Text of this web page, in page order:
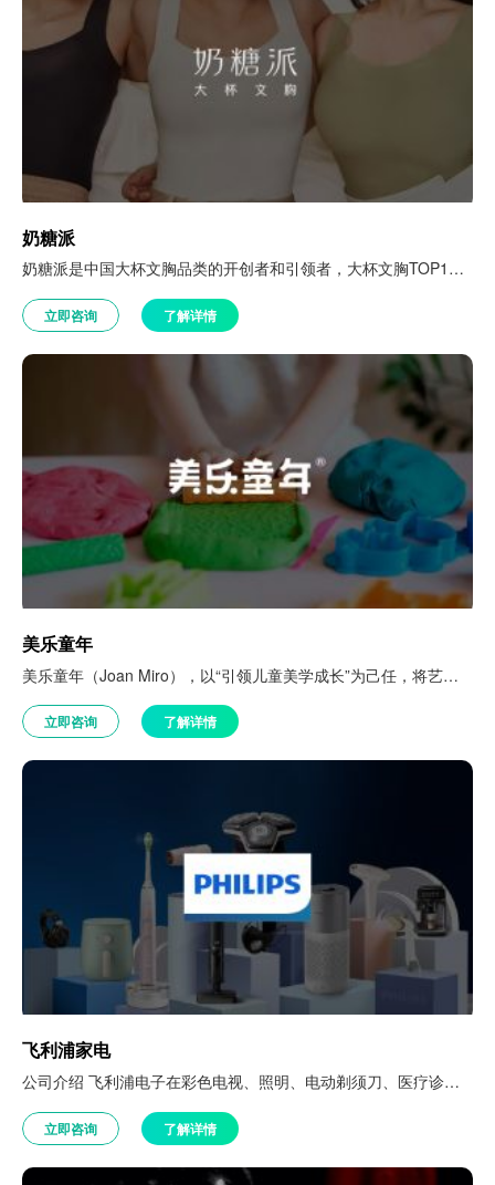
奶糖派
奶糖派是中国大杯文胸品类的开创者和引领者，大杯文胸TOP1品牌。其首创分胸型设计及7维数据测量法，倡导女性更加科学地选择内衣。截至目前，品牌已涵盖C-K罩杯60个尺码，49种杯型，累计已获得大杯文胸领域65项国家专利。
立即咨询 了解详情
美乐童年
美乐童年（Joan Miro），以“引领儿童美学成长”为己任，将艺术（Art）、游戏(Play)、想象(Think) 融合，致力于儿童美学玩具和美学教育的品牌。
立即咨询 了解详情
飞利浦家电
公司介绍 飞利浦电子在彩色电视、照明、电动剃须刀、医疗诊断影像和病人监护仪器、以及单芯片电视产品领域很优秀。飞利浦拥有166,500名员工，在60多个国家里活跃在照明、消费电子、家用电器和医疗系统等领域。 客户挑战 从1949年推出面包机算起，飞利浦家电拥有庞大的客群基础，但由于集团管理模式等历史原因，使得其对消费者数据鲜少有把控和规划的需求，因此当从皇家飞利浦拆分、作为一个公司独立运营时，数据的…
立即咨询 了解详情